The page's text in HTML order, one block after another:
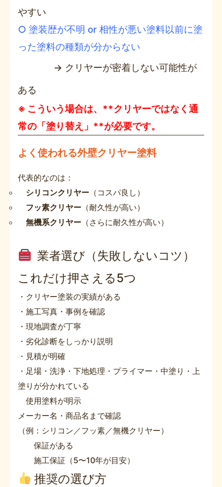
やすい
○ 塗装歴が不明 or 相性が悪い塗料以前に塗
った塗料の種類が分からない
→ クリヤーが密着しない可能性が
ある
※ こういう場合は、**クリヤーではなく通
常の「塗り替え」**が必要です。
よく使われる外壁クリヤー塗料
代表的なのは：
シリコンクリヤー （コスパ良し）
フッ素クリヤー （耐久性が高い）
無機系クリヤー （さらに耐久性が高い）
業者選び（失敗しないコツ）
これだけ押さえる5つ
・クリヤー塗装の実績がある
・施工写真・事例を確認
・現地調査が丁寧
・劣化診断をしっかり説明
・見積が明確
・足場・洗浄・下地処理・プライマー・中塗り・上
塗りが分かれている
使用塗料が明示
メーカー名・商品名まで確認
（例：シリコン／フッ素／無機クリヤー）
保証がある
施工保証（5〜10年が目安）
推奨の選び方